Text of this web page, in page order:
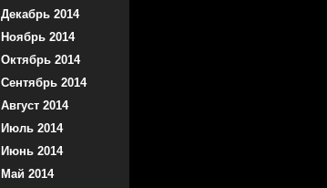
Декабрь 2014
Ноябрь 2014
Октябрь 2014
Сентябрь 2014
Август 2014
Июль 2014
Июнь 2014
Май 2014